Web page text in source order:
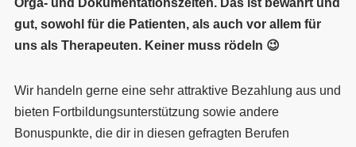
Orga- und Dokumentationszeiten. Das ist bewährt und
gut, sowohl für die Patienten, als auch vor allem für
uns als Therapeuten. Keiner muss rödeln 😉
Wir handeln gerne eine sehr attraktive Bezahlung aus und
bieten Fortbildungsunterstützung sowie andere
Bonuspunkte, die dir in diesen gefragten Berufen